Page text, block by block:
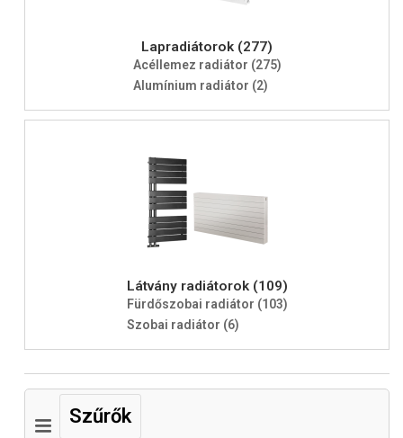
Lapradiátorok (277)
Acéllemez radiátor (275)
Alumínium radiátor (2)
Látvány radiátorok (109)
Fürdőszobai radiátor (103)
Szobai radiátor (6)
Szűrők